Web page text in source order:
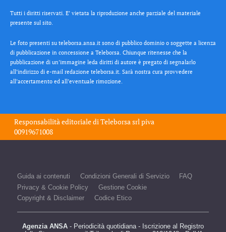
Tutti i diritti riservati. E’ vietata la riproduzione anche parziale del materiale
presente sul sito.
Le foto presenti su teleborsa.ansa.it sono di pubblico dominio o soggette a licenza
di pubblicazione in concessione a Teleborsa. Chiunque ritenesse che la
pubblicazione di un’immagine leda diritti di autore è pregato di segnalarlo
all’indirizzo di e-mail redazione teleborsa.it. Sarà nostra cura provvedere
all’accertamento ed all’eventuale rimozione.
Responsabilità editoriale diTeleborsa srlpiva
00919671008
Guida ai contenuti Condizioni Generali di Servizio
FAQ
Privacy & Cookie Policy
Gestione Cookie
Copyright & Disclaimer
Codice Etico
Agenzia ANSA - Periodicità quotidiana - Iscrizione al Registro